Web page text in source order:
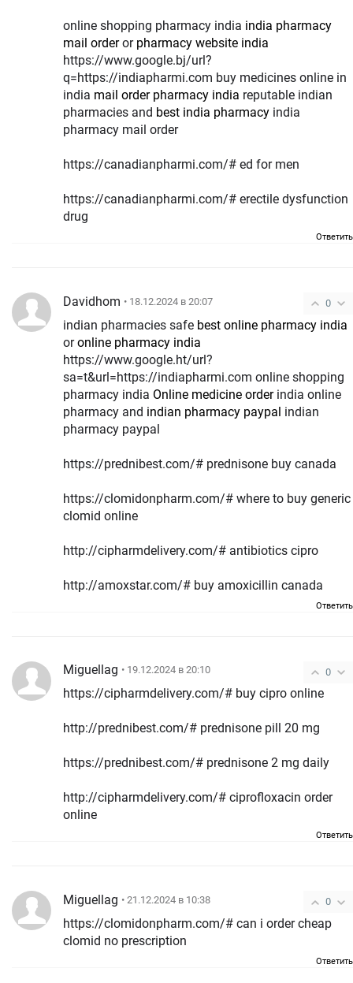
online shopping pharmacy india india pharmacy
mail orderor pharmacy website india
https://www.google.bj/url?
q=https://indiapharmi.com buy medicines online in
india mail order pharmacy india reputable indian
pharmacies and best india pharmacy india
pharmacy mail order
https://canadianpharmi.com/# ed for men
https://canadianpharmi.com/# erectile dysfunction
drug
Ответить
0
Davidhom • 18.12.2024 в 20:07
indian pharmacies safe best online pharmacy india
oronline pharmacy india
https://www.google.ht/url?
sa=t&url=https://indiapharmi.com online shopping
pharmacy india Online medicine orderindia online
pharmacy and indian pharmacy paypal indian
pharmacy paypal
https://prednibest.com/# prednisone buy canada
https://clomidonpharm.com/# where to buy generic
clomid online
http://cipharmdelivery.com/# antibiotics cipro
http://amoxstar.com/# buy amoxicillin canada
Ответить
0
Miguellag • 19.12.2024 в 20:10
https://cipharmdelivery.com/# buy cipro online
http://prednibest.com/# prednisone pill 20 mg
https://prednibest.com/# prednisone 2 mg daily
http://cipharmdelivery.com/# ciprofloxacin order
online
Ответить
0
Miguellag • 21.12.2024 в 10:38
https://clomidonpharm.com/# can i order cheap
clomid no prescription
Ответить